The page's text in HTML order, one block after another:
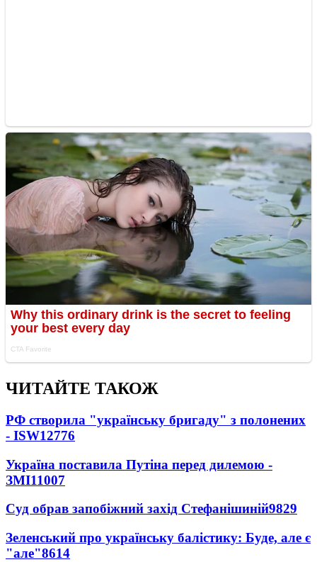
ЧИТАЙТЕ ТАКОЖ
РФ створила "українську бригаду" з полонених
- ISW12776
Україна поставила Путіна перед дилемою -
ЗМІ11007
Суд обрав запобіжний захід Стефанішиній9829
Зеленський про українську балістику: Буде, але є
"але"8614